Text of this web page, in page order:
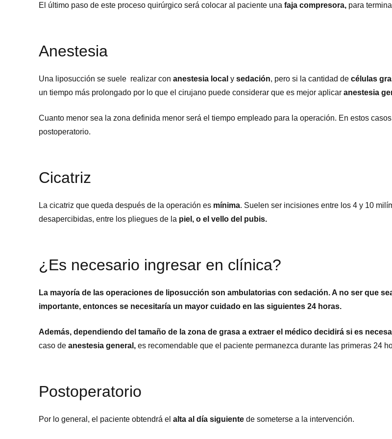
El último paso de este proceso quirúrgico será colocar al paciente una faja compresora, para
Anestesia
Una liposucción se suele realizar con anestesia local y sedación, pero si la cantidad de células
un tiempo más prolongado por lo que el cirujano puede considerar que es mejor aplicar anestesia
Cuanto menor sea la zona definida menor será el tiempo empleado para la operación. En estos
postoperatorio.
Cicatriz
La cicatriz que queda después de la operación es mínima. Suelen ser incisiones entre los 4 y 10
desapercibidas, entre los pliegues de la piel, o el vello del pubis.
¿Es necesario ingresar en clínica?
La mayoría de las operaciones de liposucción son ambulatorias con sedación. A no ser que
importante, entonces se necesitaría un mayor cuidado en las siguientes 24 horas.
Además, dependiendo del tamaño de la zona de grasa a extraer el médico decidirá si es
caso de anestesia general, es recomendable que el paciente permanezca durante las primeras 24
Postoperatorio
Por lo general, el paciente obtendrá el alta al día siguiente de someterse a la intervención.